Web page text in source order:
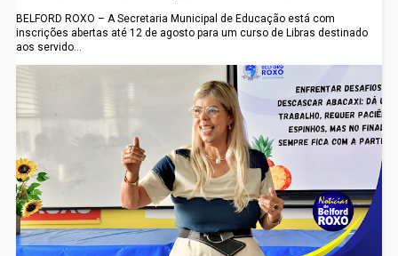
BELFORD ROXO – A Secretaria Municipal de Educação está com
inscrições abertas até 12 de agosto para um curso de Libras destinado
aos servido...